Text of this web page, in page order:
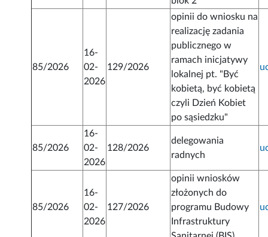
85/2026
16-
02-
2026
129/2026
opinii do wniosku na
realizację zadania
publicznego w
ramach inicjatywy
lokalnej pt. "Być
kobietą, być kobietą
czyli Dzień Kobiet
po sąsiedzku"
85/2026
16-
02-
2026
128/2026
delegowania
radnych
85/2026
16-
02-
2026
127/2026
opinii wniosków
złożonych do
programu Budowy
Infrastruktury